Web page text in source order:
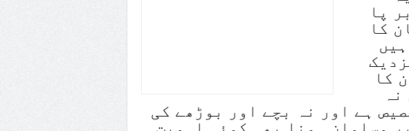
پا
کا
کا
ہے اور نہ بچے اور بوڑھے کی
مسلمان ہونا بھی کوئی اہمیت